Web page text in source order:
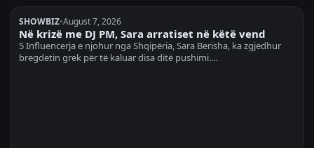
SHOWBIZ•August 7, 2026
Në krizë me DJ PM, Sara arratiset në këtë vend
5 Influencerja e njohur nga Shqipëria, Sara Berisha, ka zgjedhur
bregdetin grek për të kaluar disa ditë pushimi.…